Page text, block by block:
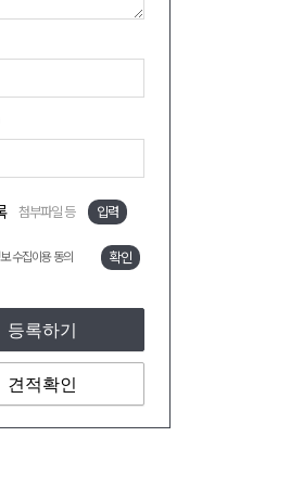
첨부파일 등 입력
수집이용 동의 확인
등록하기
견적확인